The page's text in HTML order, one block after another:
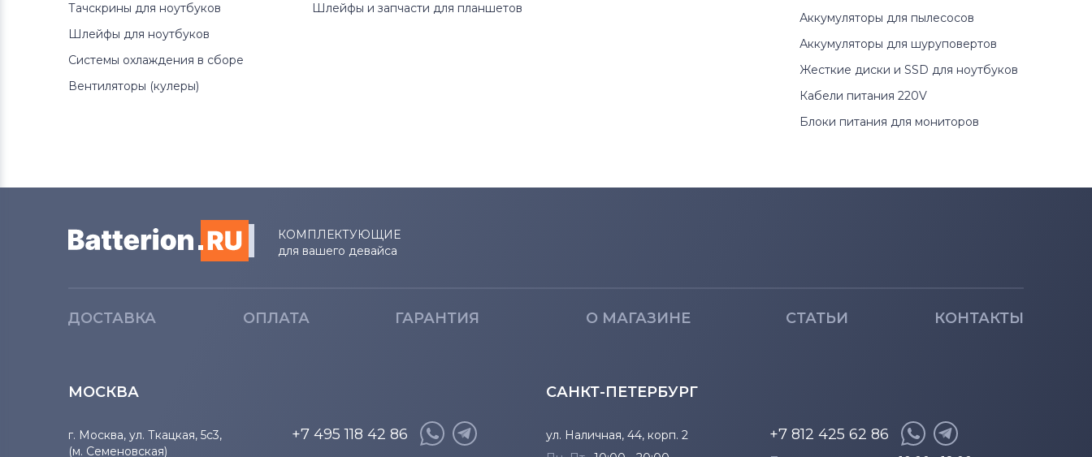
Блоки питания для мониторов
Phillips
Блоки питания для мониторов
Samsung
Блоки питания для мониторов
Блоки питания для мониторов
Тачскрины для ноутбуков
Шлейфы для ноутбуков
Системы охлаждения в сборе
Вентиляторы (кулеры)
Шлейфы и запчасти для планшетов
Аккумуляторы для пылесосов
Аккумуляторы для шуруповертов
Жесткие диски и SSD для ноутбуков
Кабели питания 220V
Блоки питания для мониторов
КОМПЛЕКТУЮЩИЕ
для вашего девайса
ДОСТАВКА ОПЛАТА ГАРАНТИЯ О МАГАЗИНЕ СТАТЬИ КОНТАКТЫ
МОСКВА
г. Москва, ул. Ткацкая, 5с3,
(м. Семеновская)
+7 495 118 42 86
САНКТ-ПЕТЕРБУРГ
ул. Наличная, 44, корп. 2
+7 812 425 62 86